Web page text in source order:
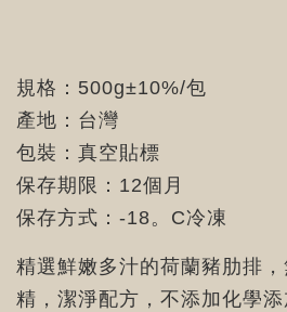
規格：500g±10%/包
產地：台灣
包裝：真空貼標
保存期限：12個月
保存方式：-18。C冷凍
精選鮮嫩多汁的荷蘭豬肋排
精，潔淨配方，不添加化學添